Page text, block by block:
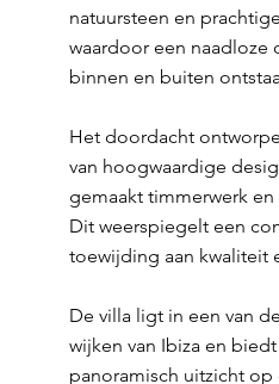
natuursteen en
waardoor een naadloze
binnen en buiten
Het doordacht
van hoogwaardige
gemaakt timmerwerk
Dit weerspiegelt een
toewijding aan kwaliteit
De villa ligt in een van
wijken van Ibiza en
panoramisch uitzicht op